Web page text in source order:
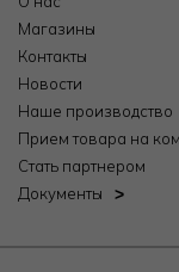
Магазины
Контакты
Новости
Наше производство
Прием товара на
Стать партнером
Документы